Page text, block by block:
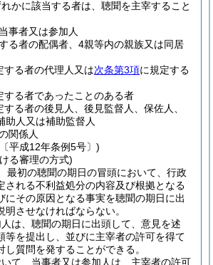
かに該当する者は、聴聞を主宰すること
事者又は参加人
る者の配偶者、4親等内の親族又は同居
する者の代理人又は次条第3項に規定する
する者であったことのある者
する者の後見人、後見監督人、保佐人、
助人又は補助監督人
関係人
平成12年条例5号〕)
る審理の方式)
最初の聴聞の期日の冒頭において、行政
される不利益処分の内容及び根拠となる
にその原因となる事実を聴聞の期日に出
させなければならない。
は、聴聞の期日に出頭して、意見を述
等を提出し、並びに主宰者の許可を得て
し質問を発することができる。
て、当事者又は参加人は、主宰者の許可